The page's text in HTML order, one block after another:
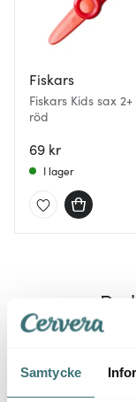
Samtycke
Fiskars
Fiskars Kids sax
röd
69 kr
I lager
Du